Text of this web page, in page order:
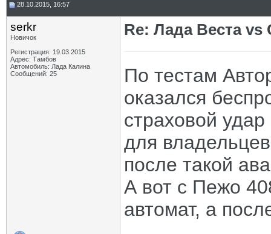
28.10.2015, 16:57
serkr
Новичок
Регистрация: 19.03.2015
Адрес: Тамбов
Автомобиль: Лада Калина
Сообщений: 25
Re: Лада Веста vs
По тестам
оказался
страховой
для
после такой
А вот с Пежо
автомат, а